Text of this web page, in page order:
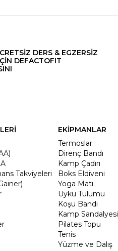
DERS & EGZERSİZ
DEFACTOFIT
Takviyeleri
EKİPMANLAR
Termoslar
Direnç Bandı
Kamp Çadırı
Boks Eldiveni
Yoga Matı
Uyku Tulumu
Koşu Bandı
Kamp Sandalyesi
Pilates Topu
Tenis
Yüzme ve Dalış